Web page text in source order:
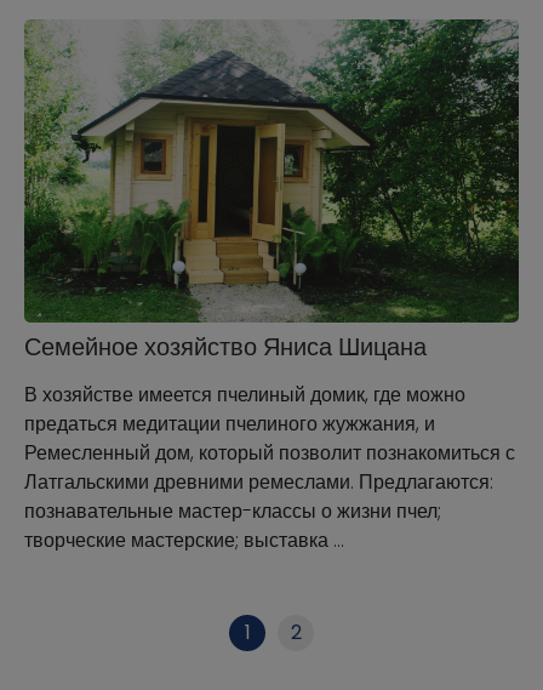
Семейное хозяйство Яниса Шицана
В хозяйстве имеется пчелиный домик, где можно
предаться медитации пчелиного жужжания, и
Ремесленный дом, который позволит познакомиться с
Латгальскими древними ремеслами. Предлагаются:
познавательные мастер-классы о жизни пчел;
творческие мастерские; выставка …
1 2